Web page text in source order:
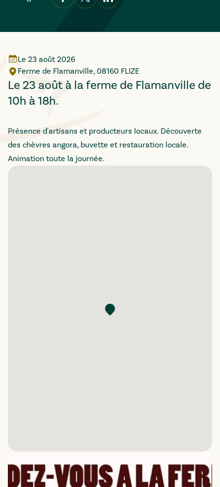
Le 23 août 2026
Ferme de Flamanville, 08160 FLIZE
Le 23 août à la ferme de Flamanville de
10h à 18h.
Présence d'artisans et producteurs locaux. Découverte
des chèvres angora, buvette et restauration locale.
Animation toute la journée.